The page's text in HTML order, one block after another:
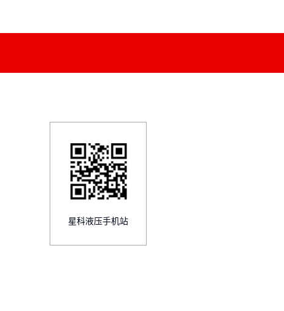
星科液压手机站